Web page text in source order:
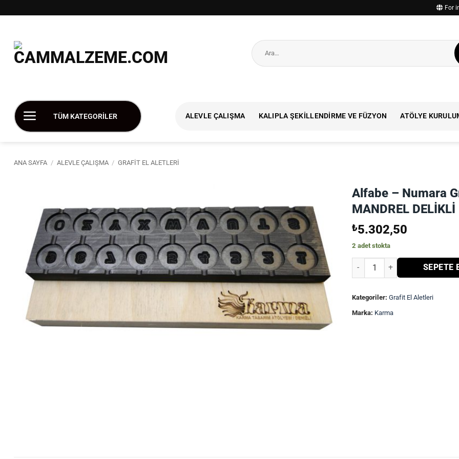
atla
For
Ara:
TÜM KATEGORİLER ALEVLE ÇALIŞMA KALIPLA ŞEKILLENDIRME VE FÜZYON ATÖLYE
ANA SAYFA / ALEVLE ÇALIŞMA / GRAFIT EL ALETLERI
Alfabe – Numara
MANDREL DELİKLİ
₺5.302,50
2 adet stokta
Alfabe - Numara Grafit Kalıp-
SEPETE
Kategoriler: Grafit El Aletleri
Marka: Karma